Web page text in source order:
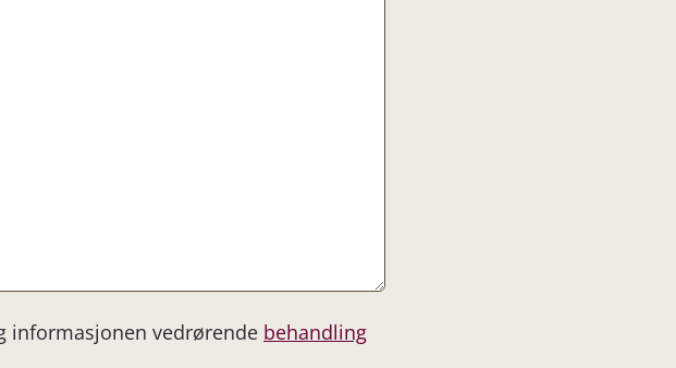
informasjonen vedrørende behandling